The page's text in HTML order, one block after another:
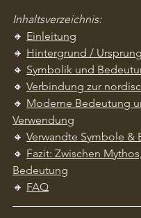
Inhaltsverzeichnis:
🔸 Einleitung
🔸 Hintergrund / Ursprung
🔸 Symbolik und
🔸 Verbindung zur
🔸 Moderne Bedeutung
Verwendung
🔸 Verwandte Symbole &
🔸 Fazit: Zwischen
Bedeutung
🔸 FAQ